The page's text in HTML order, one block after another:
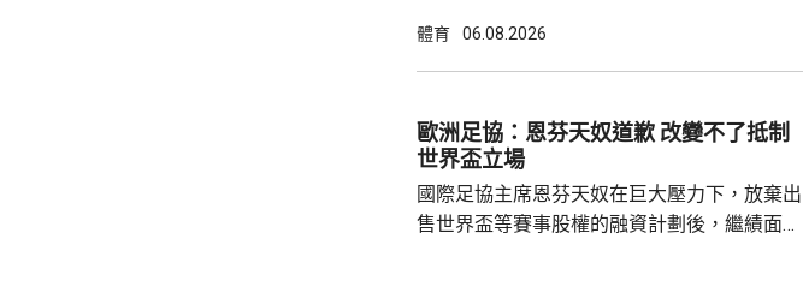
法林明高轉投皇馬，先後上陣375場賽事，入
雲尼斯奧斯是隊會歷史上最成功時期之一的關
鍵球員。
體育 06.08.2026
歐洲足協：恩芬天奴道歉 改變不了抵制
世界盃立場
國際足協主席恩芬天奴在巨大壓力下，放棄出
售世界盃等賽事股權的融資計劃後，繼績面臨